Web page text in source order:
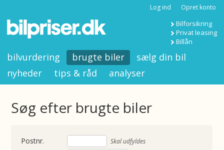
Log ind Opret konto
Bilforsikring
Privat leasing
Billån
bilvurdering brugte biler
sælg din bil
nyheder
tips & råd analyser
Søg efter brugte biler
Skal udfyldes